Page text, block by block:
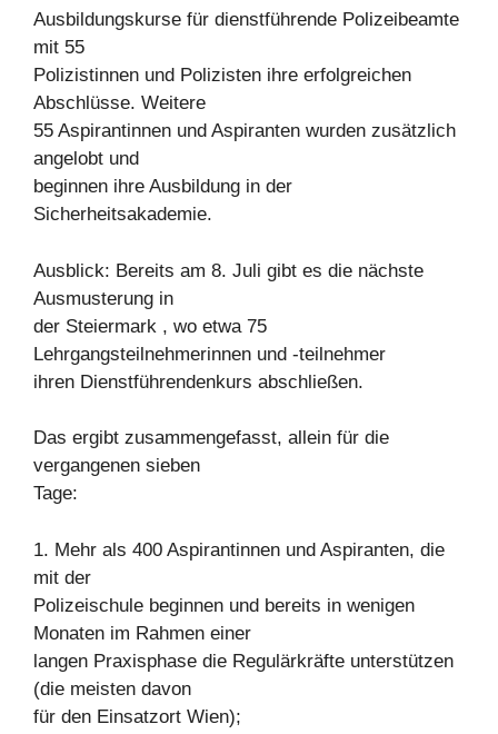
Ausbildungskurse für dienstführende Polizeibeamte
mit 55
Polizistinnen und Polizisten ihre erfolgreichen
Abschlüsse. Weitere
55 Aspirantinnen und Aspiranten wurden zusätzlich
angelobt und
beginnen ihre Ausbildung in der
Sicherheitsakademie.
Ausblick: Bereits am 8. Juli gibt es die nächste
Ausmusterung in
der Steiermark , wo etwa 75
Lehrgangsteilnehmerinnen und -teilnehmer
ihren Dienstführendenkurs abschließen.
Das ergibt zusammengefasst, allein für die
vergangenen sieben
Tage:
1. Mehr als 400 Aspirantinnen und Aspiranten, die
mit der
Polizeischule beginnen und bereits in wenigen
Monaten im Rahmen einer
langen Praxisphase die Regulärkräfte unterstützen
(die meisten davon
für den Einsatzort Wien);